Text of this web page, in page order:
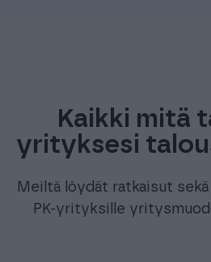
Kaikki mitä
yrityksesi
Meiltä löydät ratkaisut
PK-yrityksille